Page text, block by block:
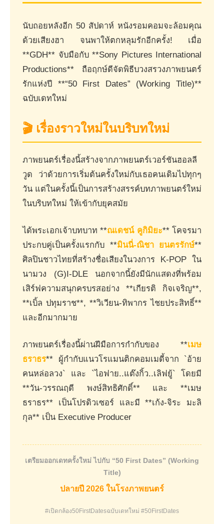
นับถอยหลังอีก 50 สัปดาห์ หนังรอมคอมจะล้อมคุณ
ด้วยเสียงฮา จนพาให้ตกหลุมรักอีกครั้ง! เมื่อ
**GDH** จับมือกับ **Sony Pictures International
Productions** ถือฤกษ์ดีจัดพิธีบวงสรวงภาพยนตร์
รักแห่งปี **“50 First Dates” (Working Title)**
ฉบับเดทใหม่
🎬 เรื่องราวใหม่ในบริบทใหม่
ภาพยนตร์เรื่องนี้สร้างจากภาพยนตร์เวอร์ชันฮอลลี
วูด ว่าด้วยการเริ่มต้นครั้งใหม่กับเธอคนเดิมไปทุกๆ
วัน แต่ในครั้งนี้เป็นการสร้างสรรค์บทภาพยนตร์ใหม่
ในบริบทใหม่ ให้เข้ากับยุคสมัย
ได้พระเอกเจ้าบทบาท **ณเดชน์ คูกิมิยะ** โคจรมา
ประกบคู่เป็นครั้งแรกกับ **มินนี่-ณิชา ยนตรรักษ์**
ศิลปินชาวไทยที่สร้างชื่อเสียงในวงการ K-POP ใน
นามวง (G)I-DLE นอกจากนี้ยังมีนักแสดงที่พร้อม
เสิร์ฟความสนุกครบรสอย่าง **เกียรติ กิจเจริญ**,
**เบิ้ล ปทุมราช**, **วิเวียน-ทิพากร ไชยประสิทธิ์**
และอีกมากมาย
ภาพยนตร์เรื่องนี้ผ่านฝีมือการกำกับของ **เมษ
ธราธร** ผู้กำกับแนวโรแมนติกคอมเมดี้จาก `อ้าย
คนหล่อลวง` และ `ไอฟาย..แต๊งกิ้ว..เลิฟยู้` โดยมี
**วัน-วรรณฤดี พงษ์สิทธิศักดิ์** และ **เมษ
ธราธร** เป็นโปรดิวเซอร์ และมี **เก้ง-จิระ มะลิ
กุล** เป็น Executive Producer
เตรียมออกเดทครั้งใหม่ ไปกับ “50 First Dates” (Working
Title)
ปลายปี 2026 ในโรงภาพยนตร์
#เปิดกล้อง50FirstDatesฉบับเดทใหม่ #50FirstDates